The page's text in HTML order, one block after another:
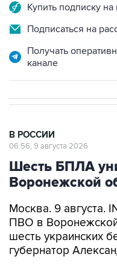
Купить подписку
Подписаться на
Получать
канале
В РОССИИ
06:56, 9 августа 2026
Шесть БПЛА
Воронежской
Москва. 9 августа.
ПВО в
шесть украинских
губернатор